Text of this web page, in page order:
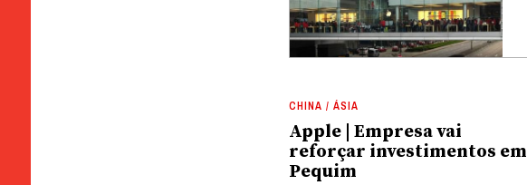
CHINA / ÁSIA
Apple | Empresa vai
reforçar investimentos em
Pequim